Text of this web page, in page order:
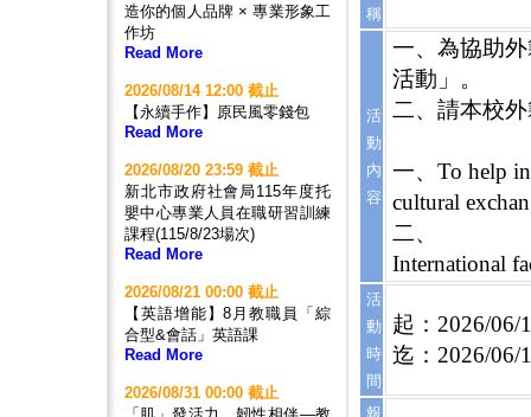
造你的個人品牌 × 專業形象工
作坊
Read More
2026/08/14 12:00 截止
【永續手作】原民風零錢包
Read More
2026/08/20 23:59 截止
新北市政府社會局115年度托
嬰中心專業人員在職研習訓練
課程(115/8/23場次)
Read More
2026/08/21 00:00 截止
【英語增能】8月教職員「綜
合型&會話」英語課
Read More
2026/08/31 00:00 截止
稱
活
動
內
容
一、為協助
活動」。
二、請本校
一、To help
cultural
二、
International
活
動
時
間
起：2026/06/
迄：2026/06/
報